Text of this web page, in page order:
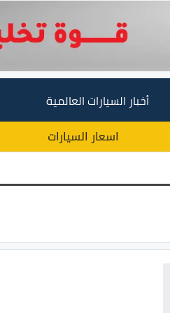
أخبار السيارات العالمية
اسعار السيارات